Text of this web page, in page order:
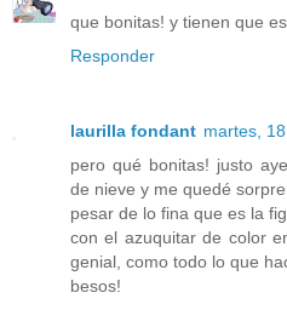
que bonitas! y tienen que
Responder
laurilla fondant martes,
pero qué bonitas! justo
de nieve y me quedé
pesar de lo fina que es la
con el azuquitar de color
genial, como todo lo que
besos!